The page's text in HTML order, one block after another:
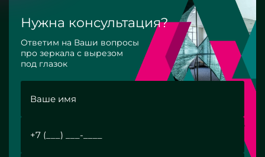
Нужна консультация?
Ответим на Ваши вопросы
про зеркала с вырезом
под глазок